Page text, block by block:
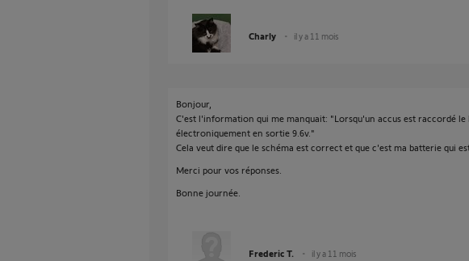
Charly il y a 11 mois
Bonjour,
C'est l'information qui me manquait: "Lorsqu'un accus est raccordé
électroniquement en sortie 9.6v."
Cela veut dire que le schéma est correct et que c'est ma batterie qui
Merci pour vos réponses.
Bonne journée.
Frederic T. il y a 11 mois